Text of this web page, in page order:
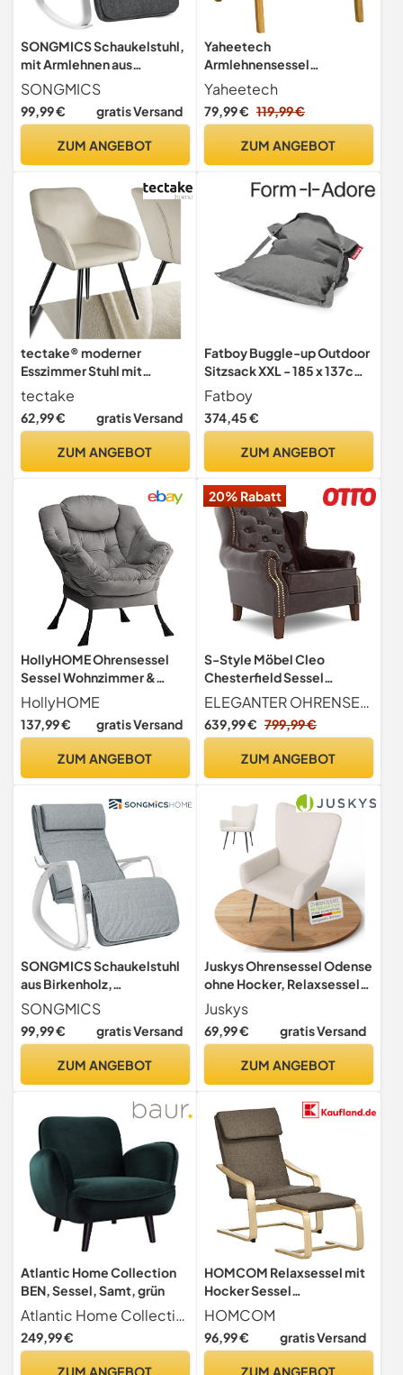
SONGMICS Schaukelstuhl,
mit Armlehnen aus
Birkenholz,
Schaukelsessel, 5-Fach
verstellbare Fußstütze, bis
Schlafzimmer,
weiß LYY011G01
SONGMICS
99,99 € gratis Versand
ZUM ANGEBOT
Yaheetech
Armlehnensessel
Loungesessel mit
Polsterung bequemer
Polstersessel mit
Einzelsofa für
m/Leseecke
Yaheetech
79,99 € 119,99 €
ZUM ANGEBOT
tectake® moderner
Esszimmer Stuhl mit
Armlehnen, Sitzfläche aus
Samt, Armlehnstuhl, Sessel
Wohnzimmer, gepolsterter
Metallbeinen,
Creme/schwarz
tectake
62,99 € gratis Versand
ZUM ANGEBOT
Fatboy Buggle-up Outdoor
Sitzsack XXL - 185 x 137cm
- Steingrau
Fatboy
374,45 €
ZUM ANGEBOT
HollyHOME Ohrensessel
Sessel Wohnzimmer &
Schlafzimmer Samt
Relaxsessel Lesesessel
Armlehnensessel Lounge
HollyHOME
137,99 € gratis Versand
ZUM ANGEBOT
20% Rabatt
S-Style Möbel Cleo
Chesterfield Sessel
Ohrensessel Für
Wohnzimmer Schlafzimmer
Louge Büro Loungesessel
Cocktailsessel Holzbeine
x 93 x 102 cm
ELEGANTER OHRENSESSEL FÜR WOHNZIMMER Ein Luciano-Ohrensessel ist ein Möbelstück, das in jedem Wohnzimmer einen Hauch von Eleganz und Gemütlichkeit verleiht. Der Sessel für Wohnzimmer hat seinen Namen aufgrund seiner charakteristischen hohen Rückenlehne und seitlichen Flügel, die den Kopf und die Ohren umschließen und somit Komfort beim Lesen oder Entspannen bieten. Die Auswahl an verschiedenen Farben ist enorm, sodass jeder den perfekten Ohrensessel für sein Wohnzimmer finden kann.
639,99 € 799,99 €
ZUM ANGEBOT
SONGMICS Schaukelstuhl
aus Birkenholz,
Schaukelstuhl, mit
Fußstütze in 5 Winkeln,
Leinenimitat, Tragfähigkeit
Hellgrau LYY11WG
SONGMICS
99,99 € gratis Versand
ZUM ANGEBOT
Juskys Ohrensessel Odense
ohne Hocker, Relaxsessel
mit Bouclé-Stoff,
skandinavischer Stil, hoher
Rücken & gepolstert,
Juskys
69,99 € gratis Versand
ZUM ANGEBOT
Atlantic Home Collection
BEN, Sessel, Samt, grün
Atlantic Home Collection
249,99 €
ZUM ANGEBOT
HOMCOM Relaxsessel mit
Hocker Sessel
Loungesessel mit
Leinenoptik, Modern
Fernsehsessel,
HOMCOM
96,99 € gratis Versand
ZUM ANGEBOT